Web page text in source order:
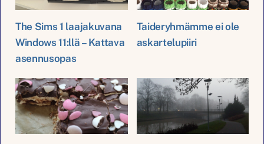
The Sims 1 laajakuvana
Windows 11:llä – Kattava
asennusopas
Taideryhmämme ei ole
askartelupiiri